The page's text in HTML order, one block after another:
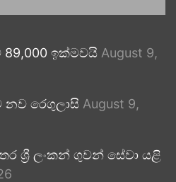
89,000 ඉක්මවයි August 9,
නව රෙගුලාසි August 9,
ශ්‍රී ලංකන් ගුවන් සේවා යළි